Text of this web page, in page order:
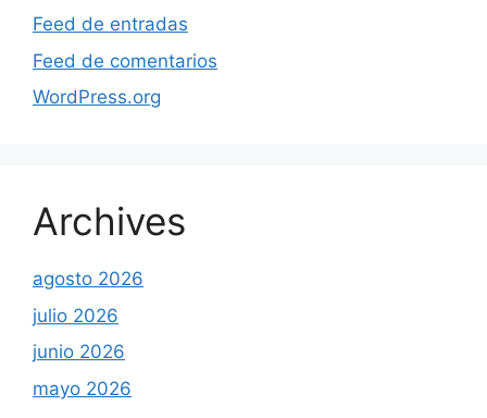
Feed de entradas
Feed de comentarios
WordPress.org
Archives
agosto 2026
julio 2026
junio 2026
mayo 2026